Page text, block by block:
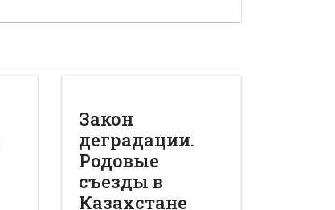
Закон
деградации.
Родовые
съезды в
Казахстане